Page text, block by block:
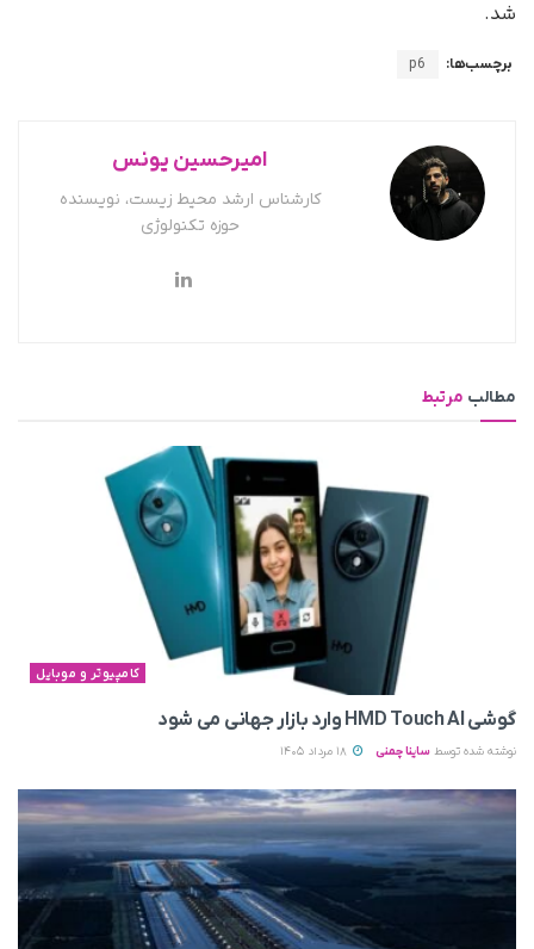
شد.
برچسب‌ها: p6
امیرحسین یونس
کارشناس ارشد محیط زیست، نویسنده
حوزه تکنولوژی
مطالب مرتبط
کامپیوتر و موبایل
گوشی HMD Touch AI وارد بازار جهانی می‌ شود
نوشته شده توسط ساینا چمنی